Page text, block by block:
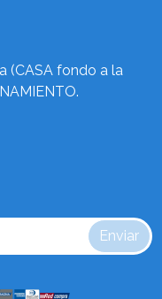
(CASA fondo a la
Enviar